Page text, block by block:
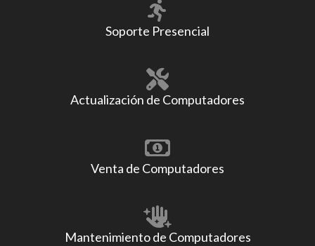
Soporte Presencial
Actualización de Computadores
Venta de Computadores
Mantenimiento de Computadores